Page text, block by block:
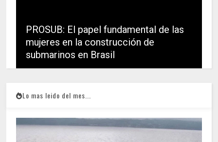
PROSUB: El papel fundamental de las
mujeres en la construcción de
submarinos en Brasil
Lo mas leido del mes...